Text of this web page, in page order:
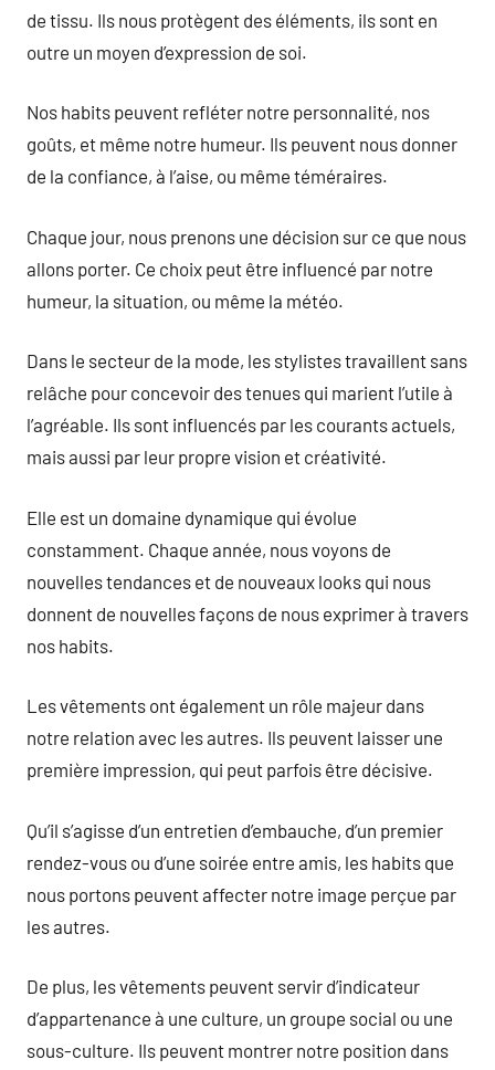
de tissu. Ils nous protègent des éléments, ils sont en
outre un moyen d’expression de soi.
Nos habits peuvent refléter notre personnalité, nos
goûts, et même notre humeur. Ils peuvent nous donner
de la confiance, à l’aise, ou même téméraires.
Chaque jour, nous prenons une décision sur ce que nous
allons porter. Ce choix peut être influencé par notre
humeur, la situation, ou même la météo.
Dans le secteur de la mode, les stylistes travaillent sans
relâche pour concevoir des tenues qui marient l’utile à
l’agréable. Ils sont influencés par les courants actuels,
mais aussi par leur propre vision et créativité.
Elle est un domaine dynamique qui évolue
constamment. Chaque année, nous voyons de
nouvelles tendances et de nouveaux looks qui nous
donnent de nouvelles façons de nous exprimer à travers
nos habits.
Les vêtements ont également un rôle majeur dans
notre relation avec les autres. Ils peuvent laisser une
première impression, qui peut parfois être décisive.
Qu’il s’agisse d’un entretien d’embauche, d’un premier
rendez-vous ou d’une soirée entre amis, les habits que
nous portons peuvent affecter notre image perçue par
les autres.
De plus, les vêtements peuvent servir d’indicateur
d’appartenance à une culture, un groupe social ou une
sous-culture. Ils peuvent montrer notre position dans